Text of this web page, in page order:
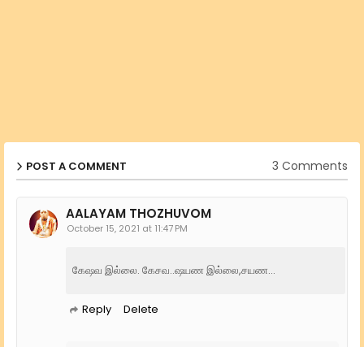
POST A COMMENT 3 Comments
AALAYAM THOZHUVOM
October 15, 2021 at 11:47 PM
கேஷவ இல்லை. கேசவ..ஷயண இல்லை,சயண...
Reply Delete